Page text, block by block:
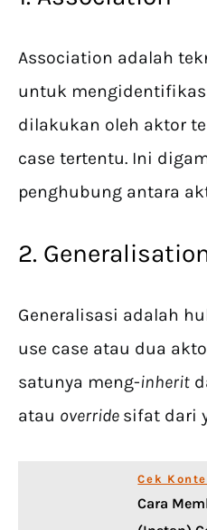
Association adalah
untuk
dilakukan oleh aktor
case tertentu. Ini
penghubung antara
2.
Generalisasi adalah
use case atau dua
satunya meng-inherit
atau override sifat dari
Cek
Cara